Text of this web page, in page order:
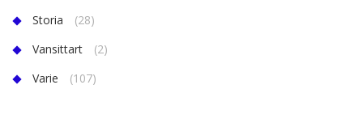
Storia
(28)
Vansittart
(2)
Varie
(107)